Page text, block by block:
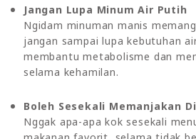
Jangan Lupa Minum Air Putih
Ngidam minuman manis
jangan sampai lupa kebutuhan
membantu metabolisme dan
selama kehamilan.
Boleh Sesekali Memanjakan
Nggak apa-apa kok sesekali